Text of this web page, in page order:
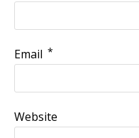
Email *
Website